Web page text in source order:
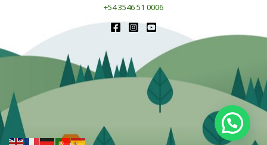
+54 3546 51 0006